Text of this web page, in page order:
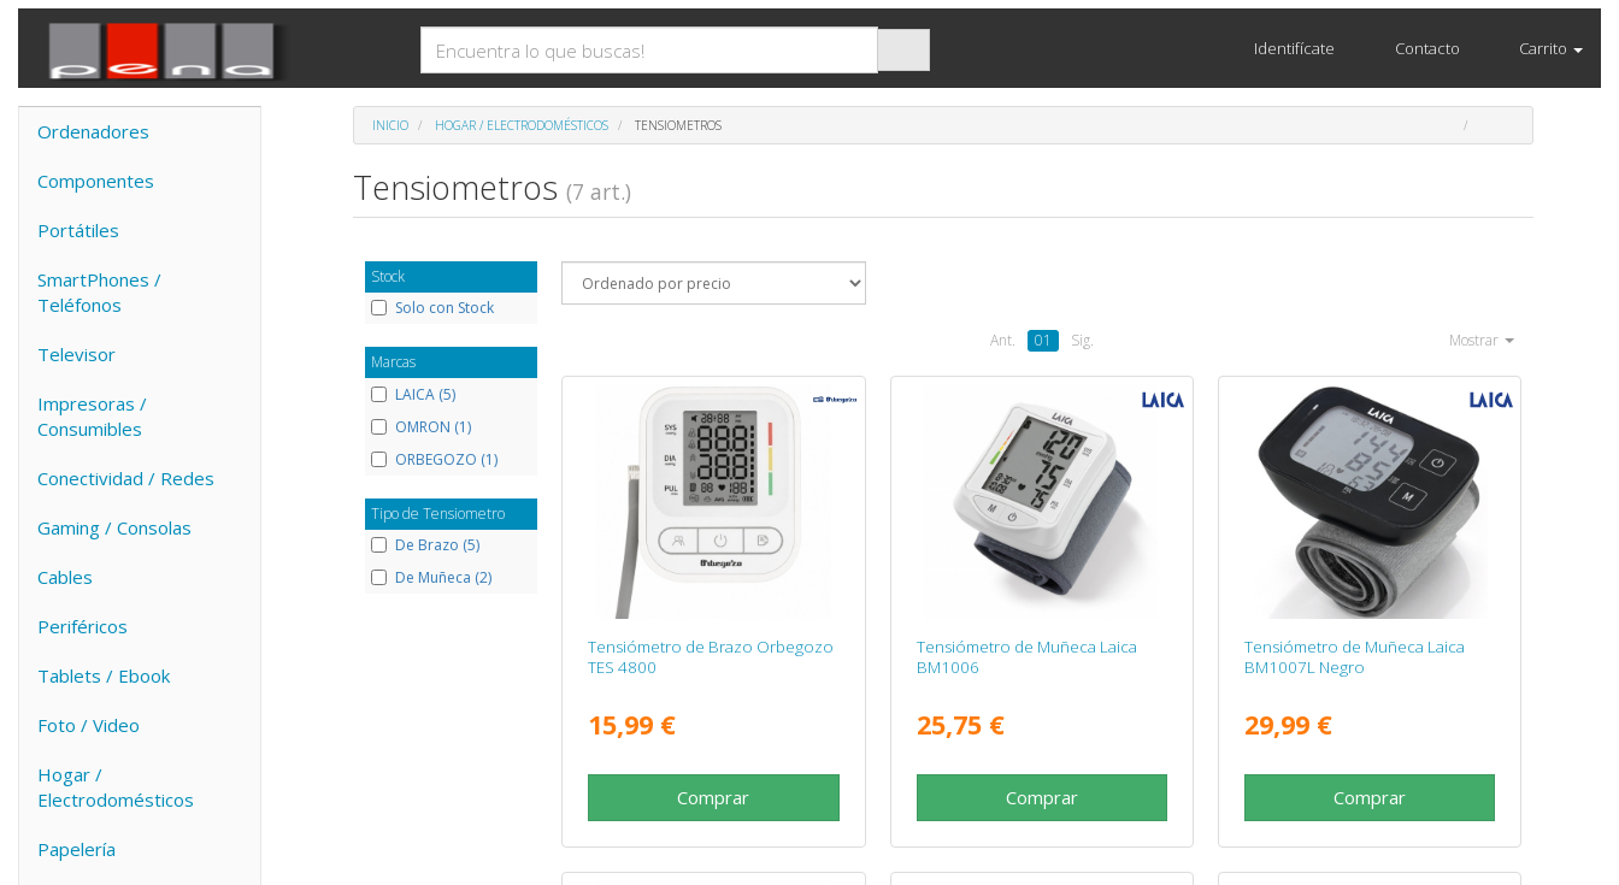
Identifícate Contacto Carrito
Ordenadores
Componentes
Portátiles
SmartPhones /
Teléfonos
Televisor
Impresoras /
Consumibles
Conectividad / Redes
Gaming / Consolas
Cables
Periféricos
Tablets / Ebook
Foto / Video
Hogar /
Electrodomésticos
Papelería
INICIO HOGAR / ELECTRODOMÉSTICOS TENSIOMETROS
Tensiometros (7 art.)
Stock
Solo con Stock
Marcas
LAICA (5)
OMRON (1)
ORBEGOZO (1)
Tipo de Tensiometro
De Brazo (5)
De Muñeca (2)
Ant. 01 Sig. Mostrar
Tensiómetro de Brazo Orbegozo
TES 4800
15,99 €
Comprar
Tensiómetro de Muñeca Laica
BM1006
25,75 €
Comprar
Tensiómetro de Muñeca Laica
BM1007L Negro
29,99 €
Comprar